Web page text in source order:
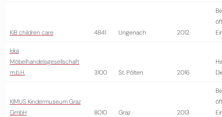
KiB children care 4841 Ungenach 2012
kika
Möbelhandelsgesellschaft
m.b.H.
3100 St. Pölten 2016
KIMUS Kindermuseum Graz
GmbH
8010 Graz 2013